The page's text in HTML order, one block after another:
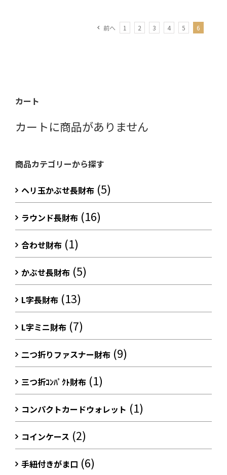
前へ 1 2 3 4 5 6
カート
カートに商品がありません
商品カテゴリーから探す
ヘリ玉かぶせ長財布 (5)
ラウンド長財布 (16)
合わせ財布 (1)
かぶせ長財布 (5)
L字長財布 (13)
L字ミニ財布 (7)
二つ折りファスナー財布 (9)
三つ折ｺﾝﾊﾟｸﾄ財布 (1)
コンパクトカードウォレット (1)
コインケース (2)
手紐付きがま口 (6)